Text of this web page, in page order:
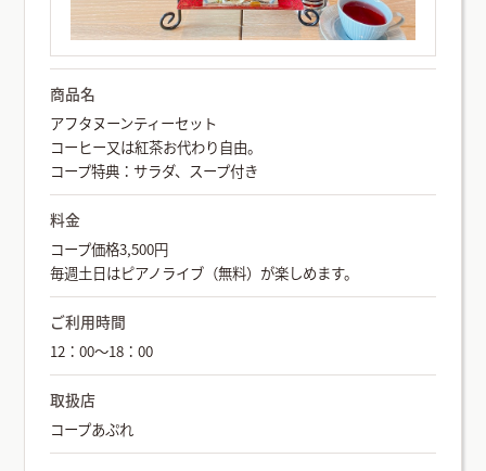
商品名
アフタヌーンティーセット
コーヒー又は紅茶お代わり自由。
コープ特典：サラダ、スープ付き
料金
コープ価格3,500円
毎週土日はピアノライブ（無料）が楽しめます。
ご利用時間
12：00～18：00
取扱店
コープあぷれ